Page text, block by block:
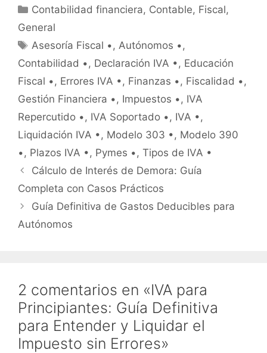
Categorías
Contabilidad financiera, Contable, Fiscal,
General
Etiquetas
Asesoría Fiscal • , Autónomos • ,
Contabilidad • , Declaración IVA • , Educación
Fiscal • , Errores IVA • , Finanzas • , Fiscalidad • ,
Gestión Financiera • , Impuestos • , IVA
Repercutido • , IVA Soportado • , IVA • ,
Liquidación IVA • , Modelo 303 • , Modelo 390
• , Plazos IVA • , Pymes • , Tipos de IVA •
Cálculo de Interés de Demora: Guía
Completa con Casos Prácticos
Guía Definitiva de Gastos Deducibles para
Autónomos
2 comentarios en «IVA para
Principiantes: Guía Definitiva
para Entender y Liquidar el
Impuesto sin Errores»